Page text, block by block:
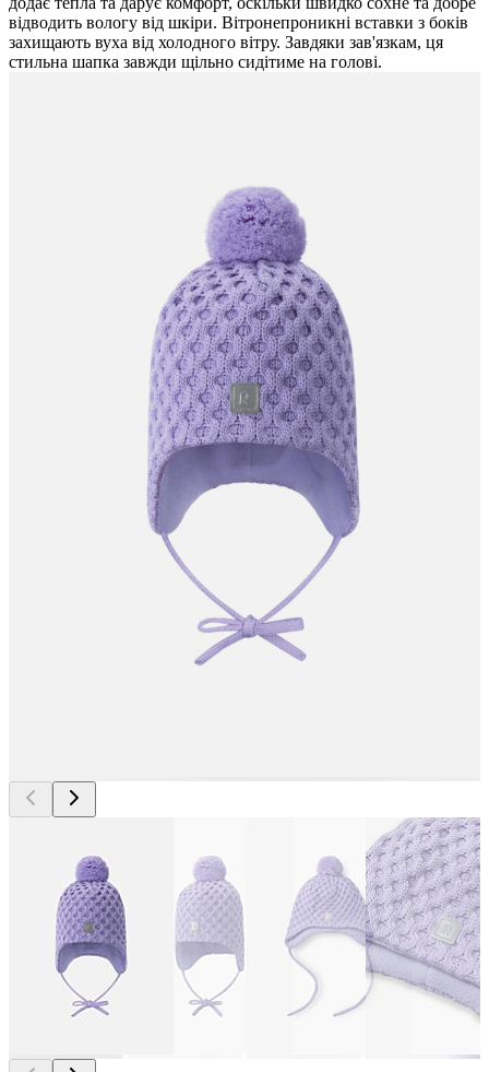
відводить вологу від шкіри. Вітронепроникні вставки з боків
захищають вуха від холодного вітру. Завдяки зав'язкам, ця
стильна шапка завжди щільно сидітиме на голові.